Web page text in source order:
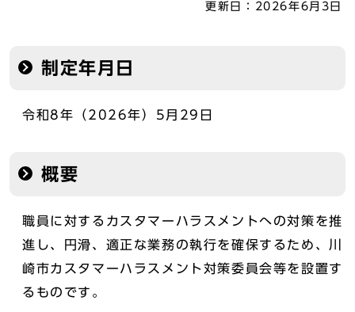
更新日：
2026年6月3日
制定年月日
令和8年（2026年）5月29日
概要
職員に対するカスタマーハラスメントへの対策を推
進し、円滑、適正な業務の執行を確保するため、川
崎市カスタマーハラスメント対策委員会等を設置す
るものです。